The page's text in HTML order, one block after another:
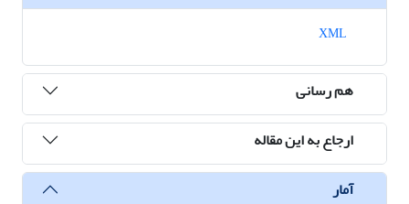
هم رسانی
ارجاع به این مقاله
آمار